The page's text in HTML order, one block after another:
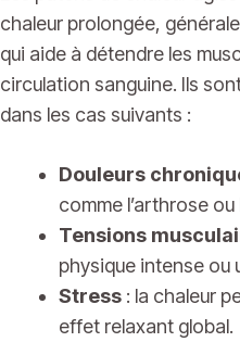
chaleur prolongée,
qui aide à détendre les
circulation sanguine. Ils
dans les cas suivants :
Douleurs
comme l’arthrose
Tensions
physique intense ou
Stress : la chaleur
effet relaxant global.